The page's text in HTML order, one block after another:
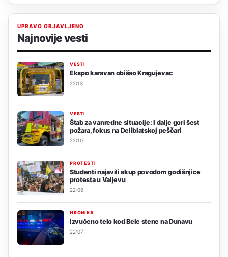
UPRAVO OBJAVLJENO
Najnovije vesti
VESTI
Ekspo karavan obišao Kragujevac
22:13
VESTI
Štab za vanredne situacije: I dalje gori šest
požara, fokus na Deliblatskoj peščari
22:10
PROTESTI
Studenti najavili skup povodom godišnjice
protesta u Valjevu
22:09
HRONIKA
Izvučeno telo kod Bele stene na Dunavu
22:07